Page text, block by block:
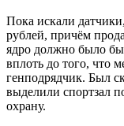
Пока искали
рублей, причём
ядро должно было
вплоть до того, что
генподрядчик. Был
выделили спортзал
охрану.